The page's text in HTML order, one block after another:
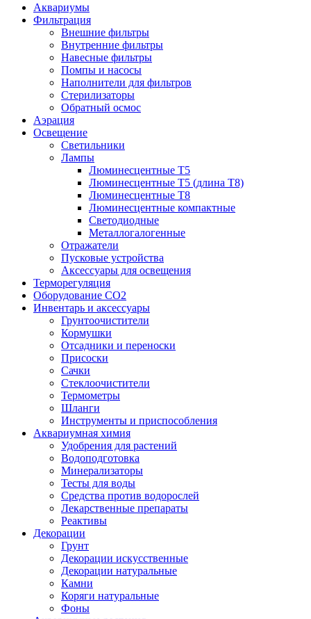
Аквариумы
Фильтрация
Внешние фильтры
Внутренние фильтры
Навесные фильтры
Помпы и насосы
Наполнители для фильтров
Стерилизаторы
Обратный осмос
Аэрация
Освещение
Светильники
Лампы
Люминесцентные T5
Люминесцентные T5 (длина T8)
Люминесцентные T8
Люминесцентные компактные
Светодиодные
Металлогалогенные
Отражатели
Пусковые устройства
Аксессуары для освещения
Терморегуляция
Оборудование CO2
Инвентарь и аксессуары
Грунтоочистители
Кормушки
Отсадники и переноски
Присоски
Сачки
Стеклоочистители
Термометры
Шланги
Инструменты и приспособления
Аквариумная химия
Удобрения для растений
Водоподготовка
Минерализаторы
Тесты для воды
Средства против водорослей
Лекарственные препараты
Реактивы
Декорации
Грунт
Декорации искусственные
Декорации натуральные
Камни
Коряги натуральные
Фоны